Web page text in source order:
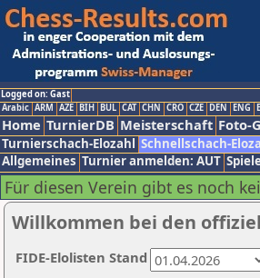
Logged on: Gast
Arabic ARM AZE BIH BUL CAT CHN CRO CZE DEN ENG
Home TurnierDB Meisterschaft Foto-
Turnierschach-Elozahl Schnellschach-
Allgemeines Turnier anmelden: AUT
Für diesen Verein gibt es noch
Willkommen bei den
FIDE-Elolisten Stand